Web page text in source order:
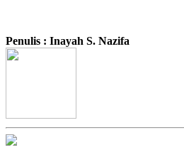
Penulis : Inayah S. Nazifa